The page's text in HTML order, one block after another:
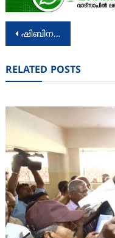
Post
ഷിബിന റംല അരങ്ങേറി; കൃഷ്ണനായും യശോദയായും നിറഞ്ഞാടി
RELATED POSTS